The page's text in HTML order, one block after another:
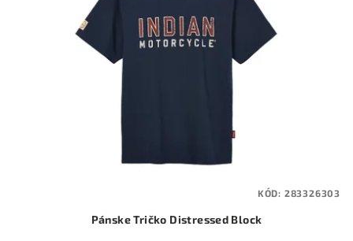
Pánske Tričko Distressed Block
KÓD: 283326303